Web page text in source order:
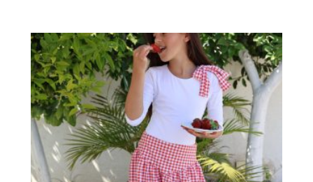
למוצר
זה
יש
מספר
סוגים.
ניתן
לבחור
האפשרויות